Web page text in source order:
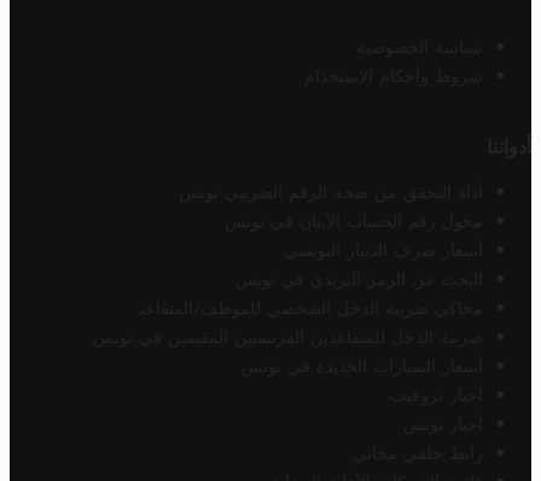
سياسة الخصوصية
شروط وأحكام الاستخدام
أدواتنا
أداة التحقق من صحة الرقم الضريبي تونس
محول رقم الحساب الآيبان في تونس
أسعار صرف الدينار التونسي
البحث عن الرمز البريدي في تونس
محاكي ضريبة الدخل الشخصي للموظف/المتقاعد
ضريبة الدخل للمتقاعدين الفرنسيين المقيمين في تونس
أسعار السيارات الجديدة في تونس
أخبار تروفيت
أخبار تونس
رابط خلفي مجاني